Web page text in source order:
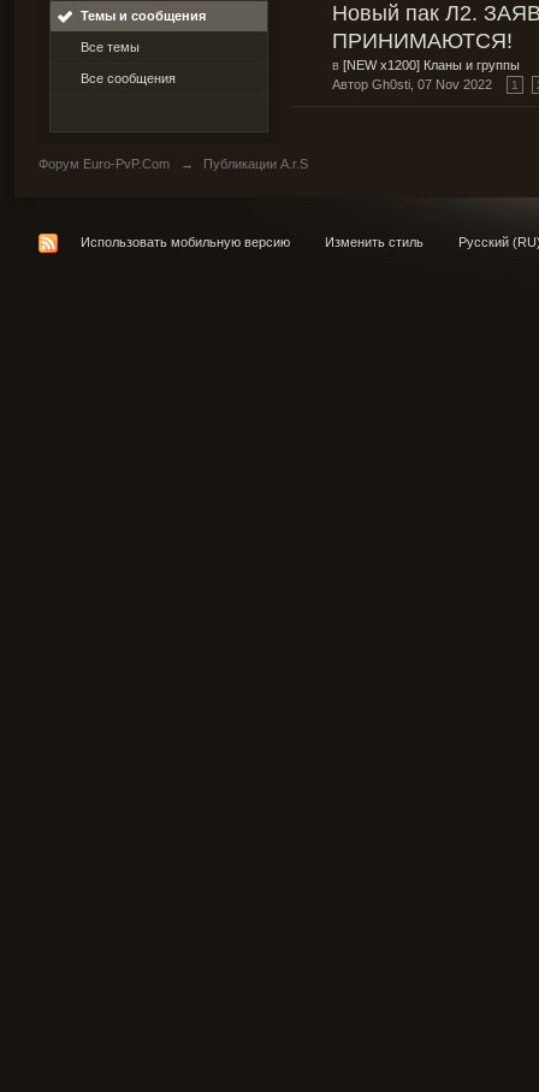
Темы и сообщения
Все темы
Все сообщения
Новый пак Л2.
ПРИНИМАЮТСЯ!
в [NEW x1200] Кланы и группы
Автор Gh0sti , 07 Nov 2022 1
Форум Euro-PvP.Com → Публикации A.r.S
Использовать мобильную версию Изменить стиль Русский